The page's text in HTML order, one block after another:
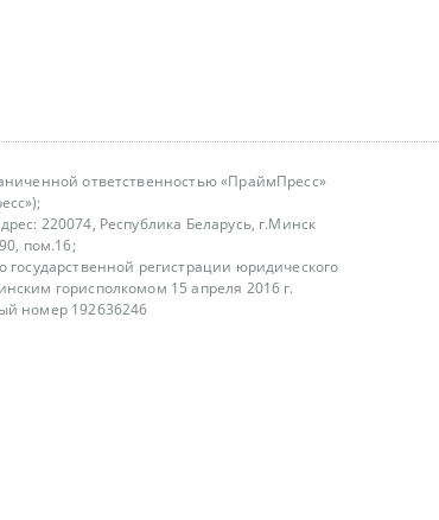
ответственностью «ПраймПресс»
220074, Республика Беларусь, г.Минск
пом.16;
государственной регистрации юридического
горисполкомом 15 апреля 2016 г.
номер 192636246